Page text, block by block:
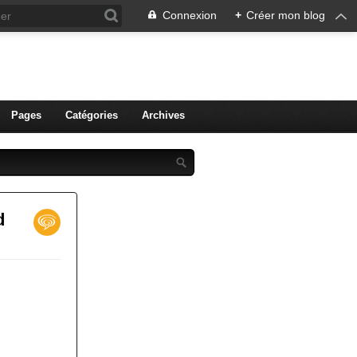
Connexion + Créer mon blog
Pages Catégories Archives